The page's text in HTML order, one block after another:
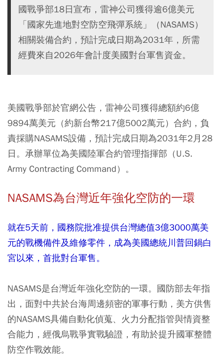
國戰爭部18日宣布，雷神公司獲得逾6億美元
「國家先進地對空防空飛彈系統」（NASAMS）
相關裝備合約，預計完成日期為2031年，所需
經費來自2026年會計度美國對台軍售資金。
美國戰爭部於官網公告，雷神公司獲得總額約6億
9894萬美元（約新台幣217億5002萬元）合約，負
責採購NASAMS設備，預計完成日期為2031年2月28
日。承辦單位為美國陸軍合約管理指揮部（U.S.
Army Contracting Command）。
NASAMS為台灣近年強化空防的一環
就在5天前，國務院批准提供台灣總值3億3000萬美
元的戰機備件及維修零件，成為美國總統川普回鍋白
宮以來，首批對台軍售。
NASAMS是台灣近年強化空防的一環。國防部去年指
出，面對中共於台海周邊頻密的軍事行動，美方供售
的NASAMS具備自動化偵蒐、火力分配指管與情資整
合能力，經俄烏戰爭實戰驗證，有助於提升國軍整體
防空作戰效能。